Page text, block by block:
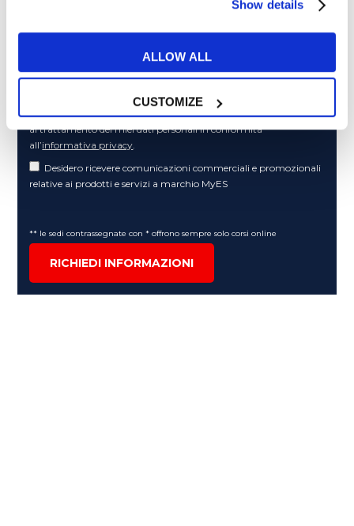
Show details
ALLOW ALL
CUSTOMIZE
In quanto di età superiore ai 16 anni, dichiaro di acconsentire
al trattamento dei miei dati personali in conformità
all’informativa privacy
Desidero ricevere comunicazioni commerciali e promozionali
relative ai prodotti e servizi a marchio MyES
** le sedi contrassegnate con * offrono sempre solo corsi online
RICHIEDI INFORMAZIONI